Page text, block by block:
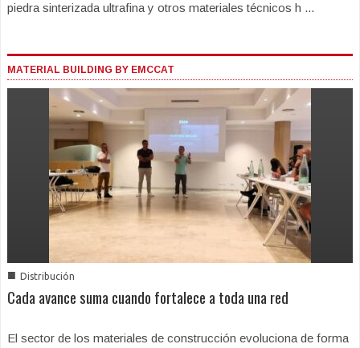
piedra sinterizada ultrafina y otros materiales técnicos h ...
MATERIAL BUILDING BY EMCCAT
■ Distribución
Cada avance suma cuando fortalece a toda una red
El sector de los materiales de construcción evoluciona de forma